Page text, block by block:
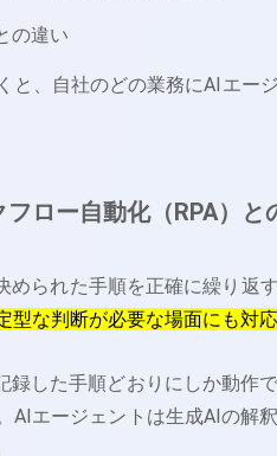
の違い
と、自社のどの業務にAIエー
ロー自動化（RPA）と
められた手順を正確に繰り返
型な判断が必要な場面にも対
録した手順どおりにしか動作
AIエージェントは生成AIの解